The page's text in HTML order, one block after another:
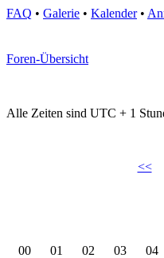
FAQ • Galerie • Kalender•
Foren-Übersicht
Alle Zeiten sind UTC + 1
<<
00 01 02 03 04